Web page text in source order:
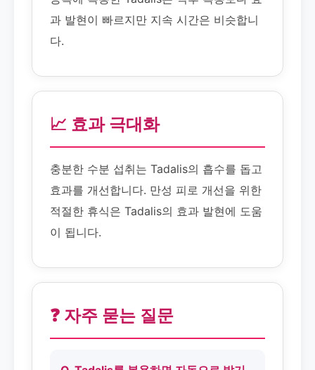
과 발현이 빠르지만 지속 시간은 비슷합니
다.
📈 효과 극대화
충분한 수분 섭취는 Tadalis의 흡수를 돕고
효과를 개선합니다. 만성 피로 개선을 위한
적절한 휴식은 Tadalis의 효과 발현에 도움
이 됩니다.
❓ 자주 묻는 질문